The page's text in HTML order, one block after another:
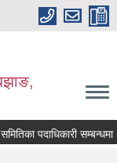
पदाधिकारी सम्बन्धमा ।